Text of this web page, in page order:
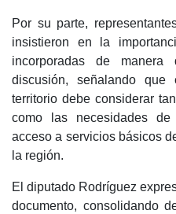
Por su parte,
insistieron en la
incorporadas de
discusión, señalando que
territorio debe considerar
como las necesidades de
acceso a servicios básicos
la región.
El diputado Rodríguez
documento, consolidando